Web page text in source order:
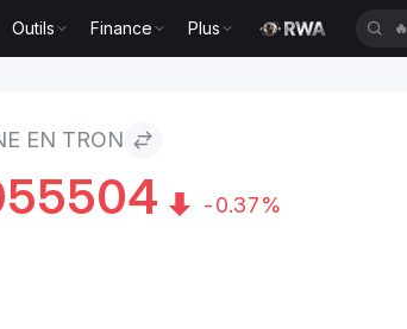
Outils Finance Plus 🔥
EN TRON
-0.37%